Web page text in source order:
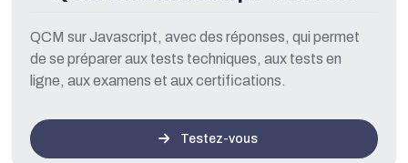
QCM sur Javascript, avec des réponses, qui permet
de se préparer aux tests techniques, aux tests en
ligne, aux examens et aux certifications.
Testez-vous